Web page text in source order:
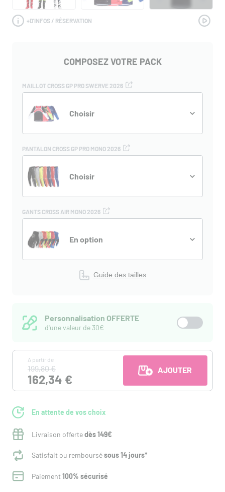
+D'INFOS / RÉSERVATION
COMPOSEZ VOTRE PACK
MAILLOT CROSS GP PRO SWERVE 2026
Choisir
PANTALON CROSS GP PRO MONO 2026
Choisir
GANTS CROSS AIR MONO 2026
En option
Guide des tailles
Personnalisation OFFERTE
d'une valeur de 30€
A partir de
199,80 €
162,34 €
AJOUTER AU
En attente de vos choix
Livraison offertedès 149€
Satisfait ou remboursésous 14 jours*
Paiement100% sécurisé